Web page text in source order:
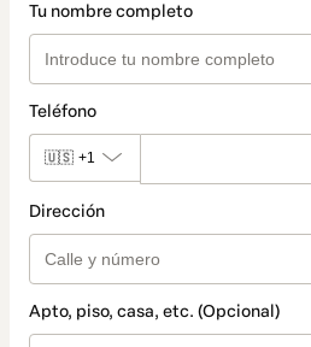
Tu nombre completo
Teléfono
🇺🇸 +1
Dirección
Apto, piso, casa, etc. (Opcional)